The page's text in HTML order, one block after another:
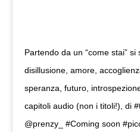
Partendo da un “come stai” si
disillusione, amore,
speranza, futuro,
capitoli audio (non i titoli!), di
@prenzy_ #Coming soon